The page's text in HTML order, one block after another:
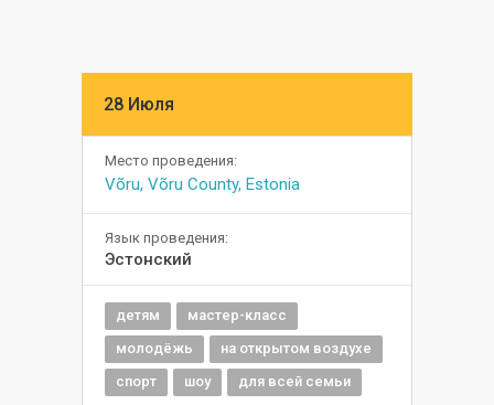
28 Июля
Место проведения:
Võru, Võru County, Estonia
Язык проведения:
Эстонский
детям
мастер-класс
молодёжь
на открытом воздухе
спорт
шоу для всей семьи